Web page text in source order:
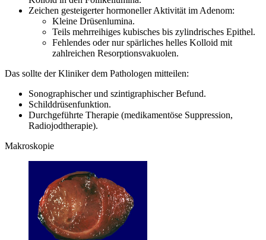
Zeichen gesteigerter hormoneller Aktivität im Adenom:
Kleine Drüsenlumina.
Teils mehrreihiges kubisches bis zylindrisches Epithel.
Fehlendes oder nur spärliches helles Kolloid mit
zahlreichen Resorptionsvakuolen.
Das sollte der Kliniker dem Pathologen mitteilen:
Sonographischer und szintigraphischer Befund.
Schilddrüsenfunktion.
Durchgeführte Therapie (medikamentöse Suppression,
Radiojodtherapie).
Makroskopie